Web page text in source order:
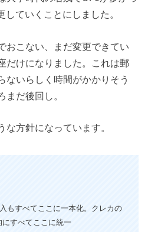
ていくことにしました。
おこない、まだ変更できてい
だけになりました。これは郵
ないらしく時間がかかりそう
まだ後回し。
な方針になっています。
もすべてここに一本化。クレカの
すべてここに統一